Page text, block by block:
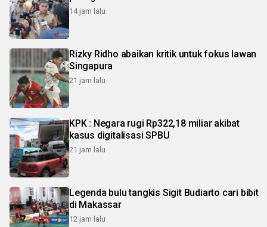
14 jam lalu
Rizky Ridho abaikan kritik untuk fokus lawan
Singapura
21 jam lalu
KPK : Negara rugi Rp322,18 miliar akibat
kasus digitalisasi SPBU
21 jam lalu
Legenda bulu tangkis Sigit Budiarto cari bibit
di Makassar
12 jam lalu